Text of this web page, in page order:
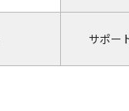
サポー